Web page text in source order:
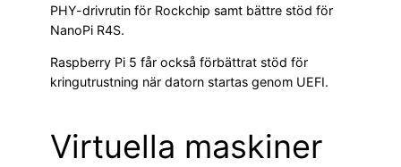
PHY-drivrutin för Rockchip samt bättre stöd för
NanoPi R4S.
Raspberry Pi 5 får också förbättrat stöd för
kringutrustning när datorn startas genom UEFI.
Virtuella maskiner